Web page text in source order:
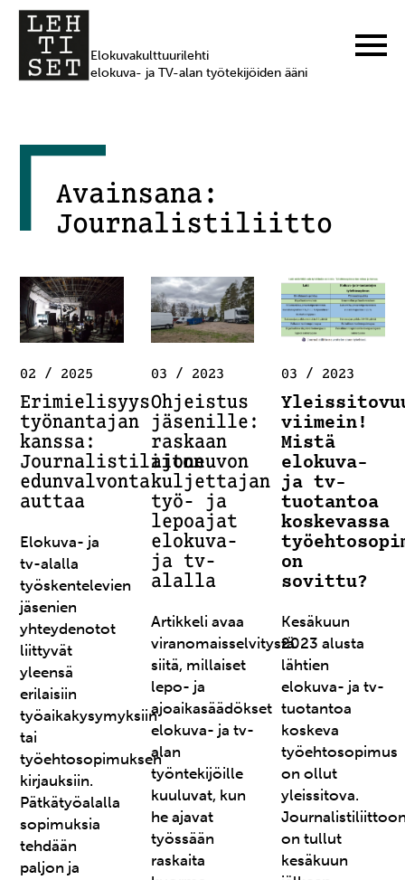
Elokuvakulttuurilehti
elokuva- ja TV-alan työtekijöiden ääni
Avainsana:
Journalistiliitto
02 / 2025
Erimielisyys
työnantajan
kanssa:
Journalistiliiton
edunvalvonta
auttaa
Elokuva- ja
tv-alalla
työskentelevien
jäsenien
yhteydenotot
liittyvät
yleensä
erilaisiin
työaikakysymyksiin
tai
työehtosopimuksen
kirjauksiin.
Pätkätyöalalla
sopimuksia
tehdään
paljon ja
03 / 2023
Ohjeistus
jäsenille:
raskaan
ajoneuvon
kuljettajan
työ- ja
lepoajat
elokuva-
ja tv-
alalla
Artikkeli avaa
viranomaisselvitystä
siitä, millaiset
lepo- ja
ajoaikasäädökset
elokuva- ja tv-
alan
työntekijöille
kuuluvat, kun
he ajavat
työssään
raskaita
03 / 2023
viimein!
Mistä
elokuva-
ja tv-
tuotantoa
koskevassa
on
sovittu?
Kesäkuun
2023 alusta
lähtien
elokuva- ja tv-
tuotantoa
koskeva
työehtosopimus
on ollut
yleissitova.
on tullut
kesäkuun